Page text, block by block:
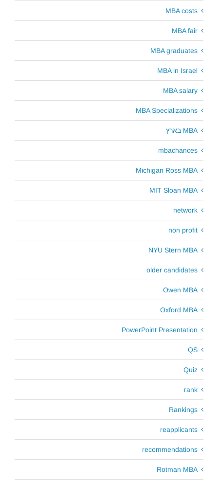
MBA costs
MBA fair
MBA graduates
MBA in Israel
MBA salary
MBA Specializations
MBA בארץ
mbachances
Michigan Ross MBA
MIT Sloan MBA
network
non profit
NYU Stern MBA
older candidates
Owen MBA
Oxford MBA
PowerPoint Presentation
QS
Quiz
rank
Rankings
reapplicants
recommendations
Rotman MBA